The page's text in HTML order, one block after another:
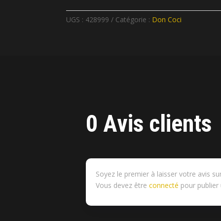
UGS : 428999 Catégorie : Don Coci
0 Avis clients
Soyez le premier à laisser votre avis
Vous devez êtreconnecté pour publier